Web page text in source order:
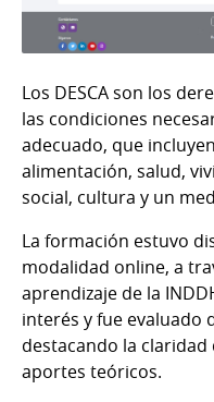
Los DESCA son los
las condiciones
adecuado, que
alimentación, salud,
social, cultura y un
La formación estuvo
modalidad online, a
aprendizaje de la
interés y fue evaluado
destacando la
aportes teóricos.